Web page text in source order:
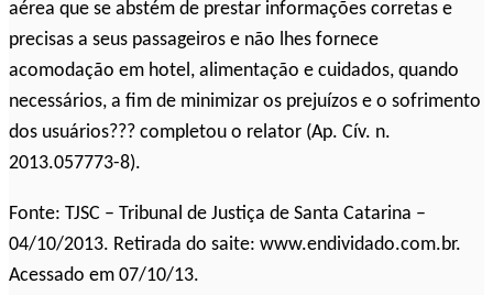
aérea que se abstém de prestar informações corretas e
precisas a seus passageiros e não lhes fornece
acomodação em hotel, alimentação e cuidados, quando
necessários, a fim de minimizar os prejuízos e o sofrimento
dos usuários??? completou o relator (Ap. Cív. n.
2013.057773-8).
Fonte: TJSC – Tribunal de Justiça de Santa Catarina –
04/10/2013. Retirada do saite: www.endividado.com.br.
Acessado em 07/10/13.